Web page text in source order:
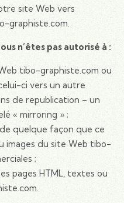
site Web vers
graphiste.com.
n’êtes pas autorisé à :
tibo-graphiste.com ou
ci vers un autre
de republication – un
« mirroring » ;
quelque façon que ce
images du site Web tibo-
;
pages HTML, textes ou